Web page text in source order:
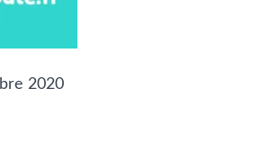
2020